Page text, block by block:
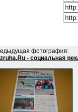
фотография:
- социальная